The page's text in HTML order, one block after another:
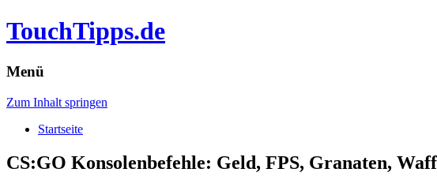
TouchTipps.de
Menü
Zum Inhalt springen
Startseite
CS:GO Konsolenbefehle: Geld, FPS, Granaten,